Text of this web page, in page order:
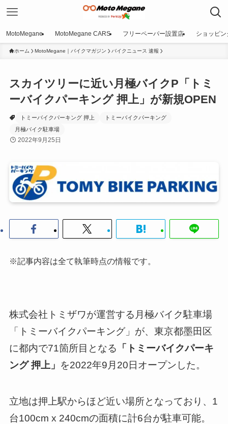
MotoMegane MotoMegane CARS フリーペーパー設置店 ショッピン
ホーム MotoMegane｜バイクマガジン バイクニュース 速報
スカイツリーに近い月極バイクP「トミ
ーバイクパーキング 押上」が新規OPEN
トミーバイクパーキング 押上
トミーバイクパーキング
月極バイク駐車場
2022年9月25日
※記事内容は全て執筆時点の情報です。
株式会社トミザワが運営する月極バイク駐車場
「トミーバイクパーキング」が、東京都墨田区
に都内で71箇所目となる 「トミーバイクパーキ
ング 押上」 を2022年9月20日オープンした。
立地は押上駅からほど近い場所となっており、1
台100cm x 240cmの面積に計6台が駐車可能。